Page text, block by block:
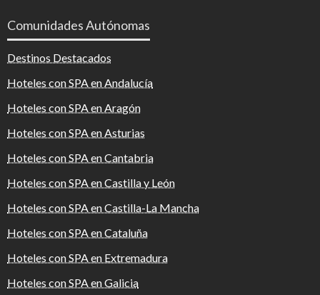
Comunidades Autónomas
Destinos Destacados
Hoteles con SPA en Andalucía
Hoteles con SPA en Aragón
Hoteles con SPA en Asturias
Hoteles con SPA en Cantabria
Hoteles con SPA en Castilla y León
Hoteles con SPA en Castilla-La Mancha
Hoteles con SPA en Cataluña
Hoteles con SPA en Extremadura
Hoteles con SPA en Galicia